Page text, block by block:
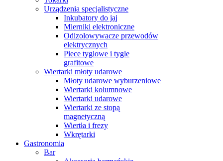
Urządzenia specjalistyczne
Inkubatory do jaj
Mierniki elektroniczne
Odizolowywacze przewodów
elektrycznych
Piece tyglowe i tygle
grafitowe
Wiertarki młoty udarowe
Młoty udarowe wyburzeniowe
Wiertarki kolumnowe
Wiertarki udarowe
Wiertarki ze stopą
magnetyczną
Wiertła i frezy
Wkrętarki
Gastronomia
Bar